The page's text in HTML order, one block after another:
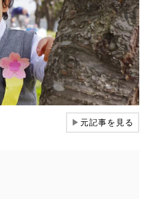
▶元記事を見る